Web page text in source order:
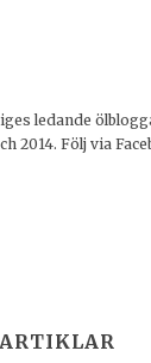
ledande
2014. Följ via